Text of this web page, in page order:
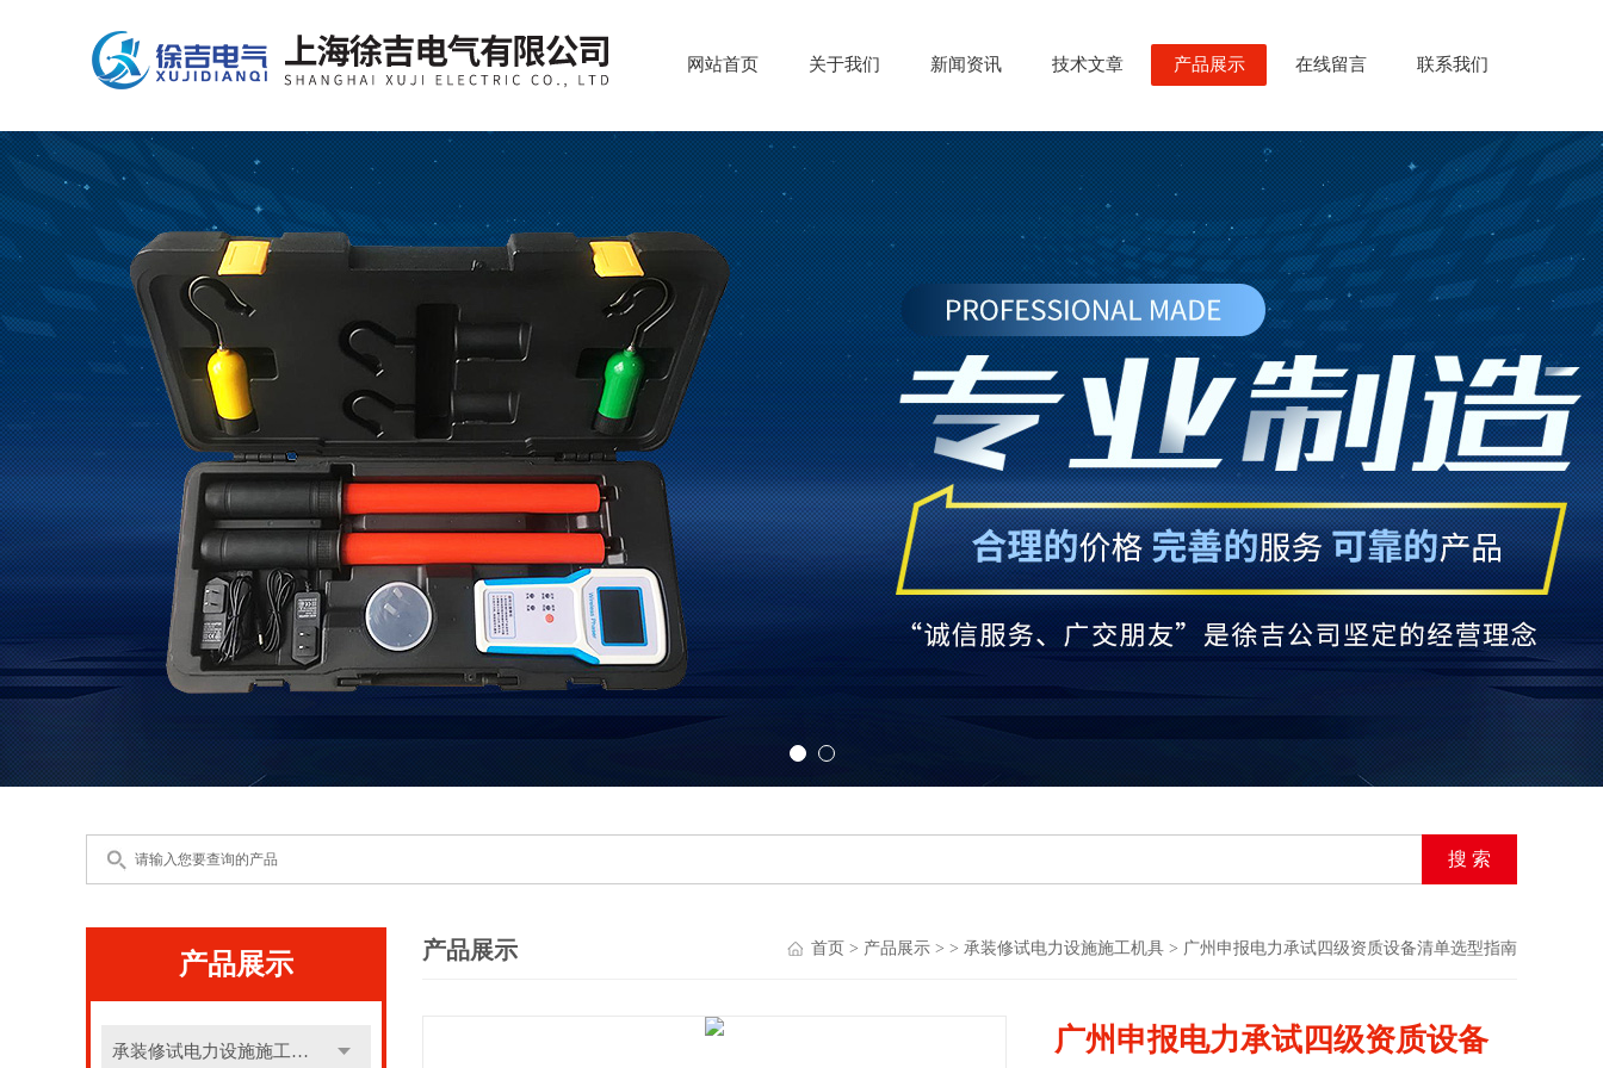
网站首页 关于我们 新闻资讯 技术文章 产品展示 在线留言 联系我们
产品展示
承装修试电力设施施工机具
产品展示 首页 > 产品展示 > > 承装修试电力设施施工机具 > 广州申报电力承试四级资质设备清单选型指南
广州申报电力承试四级资质设备